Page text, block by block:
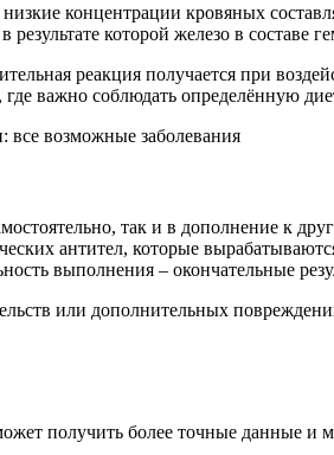
концентрации кровяных
которой железо в составе
реакция получается при
важно соблюдать определённую
возможные заболевания
так и в дополнение к
антител, которые
выполнения – окончательные
или дополнительных
получить более точные данные и